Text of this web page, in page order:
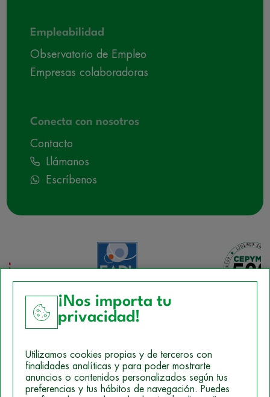
Empleabilidad
Observatorio de Empleo
Empresas colaboradoras
Conecta con nosotros
Contacto
Llámanos
Escríbenos
Política de Cookies
Mapa del sitio
¡Nos importa tu
privacidad!
Utilizamos cookies propias y de terceros con
finalidades analíticas y para poder mostrarte
anuncios o contenidos personalizados según tus
preferencias y tus hábitos de navegación. Puedes